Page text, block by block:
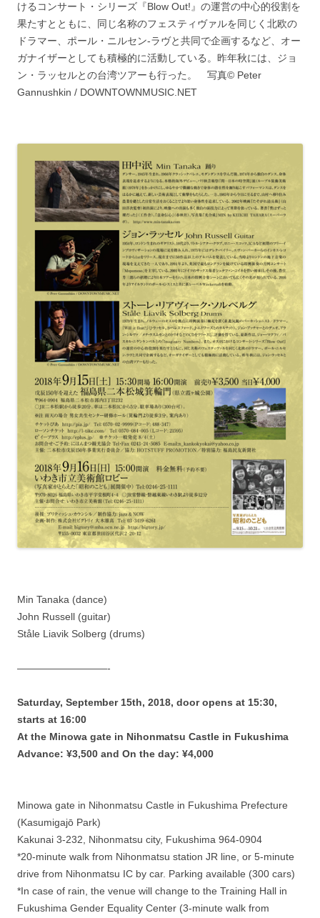
けるコンサート・シリーズ『Blow Out!』の運営の中心的役割を
果たすとともに、同じ名称のフェスティヴァルを同じく北欧の
ドラマー、ポール・ニルセン-ラヴと共同で企画するなど、オー
ガナイザーとしても積極的に活動している。昨年秋には、ジョ
ン・ラッセルとの台湾ツアーも行った。 写真© Peter
Gannushkin / DOWNTOWNMUSIC.NET
Min Tanaka (dance)
John Russell (guitar)
Ståle Liavik Solberg (drums)
—————————-
Saturday, September 15th, 2018, door opens at 15:30,
starts at 16:00
At the Minowa gate in Nihonmatsu Castle in Fukushima
Advance: ¥3,500 and On the day: ¥4,000
Minowa gate in Nihonmatsu Castle in Fukushima Prefecture
(Kasumigajō Park)
Kakunai 3-232, Nihonmatsu city, Fukushima 964-0904
*20-minute walk from Nihonmatsu station JR line, or 5-minute
drive from Nihonmatsu IC by car. Parking available (300 cars)
*In case of rain, the venue will change to the Training Hall in
Fukushima Gender Equality Center (3-minute walk from